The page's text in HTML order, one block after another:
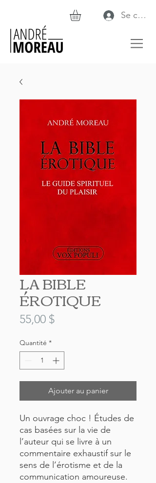
Se
LA BIBLE
ÉROTIQUE
55,00 $Prix
Quantité *
Ajouter au panier
Un ouvrage choc ! Études de
cas basées sur la vie de
l’auteur qui se livre à un
commentaire exhaustif sur le
sens de l’érotisme et de la
communication amoureuse.